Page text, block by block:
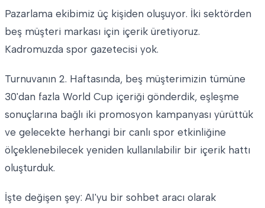
Pazarlama ekibimiz üç kişiden oluşuyor. İki sektörden
beş müşteri markası için içerik üretiyoruz.
Kadromuzda spor gazetecisi yok.
Turnuvanın 2. Haftasında, beş müşterimizin tümüne
30'dan fazla World Cup içeriği gönderdik, eşleşme
sonuçlarına bağlı iki promosyon kampanyası yürüttük
ve gelecekte herhangi bir canlı spor etkinliğine
ölçeklenebilecek yeniden kullanılabilir bir içerik hattı
oluşturduk.
İşte değişen şey: AI'yu bir sohbet aracı olarak